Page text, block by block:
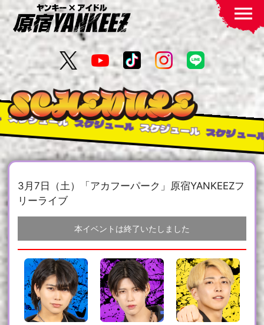
menu
ケジュール スケジュール スケジュール スケジュール
3月7日（土）「アカフーパーク」原宿YANKEEZフ
リーライブ
本イベントは終了いたしました